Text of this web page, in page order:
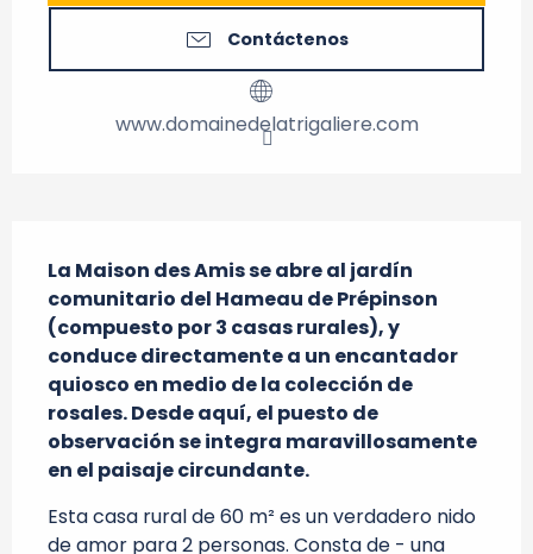
Contáctenos
www.domainedelatrigaliere.com
La Maison des Amis se abre al jardín
comunitario del Hameau de Prépinson
(compuesto por 3 casas rurales), y
conduce directamente a un encantador
quiosco en medio de la colección de
rosales. Desde aquí, el puesto de
observación se integra maravillosamente
en el paisaje circundante.
Esta casa rural de 60 m² es un verdadero nido
de amor para 2 personas. Consta de - una